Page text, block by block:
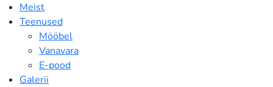
Meist
Teenused
Mööbel
Vanavara
E-pood
Galerii